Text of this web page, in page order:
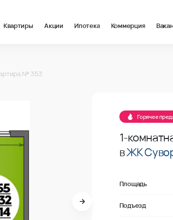
Квартиры Акции Ипотека Коммерция
№ 353
Горячее
1-
вЖК
Площадь
Подъезд